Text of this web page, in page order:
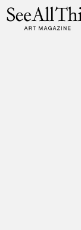
Ga
naar
Logo See All This, linkt